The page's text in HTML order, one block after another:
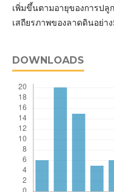
เพิ่มขึ้นตามอายุของการป
เสถียรภาพของลาดดินอย่า
DOWNLOADS